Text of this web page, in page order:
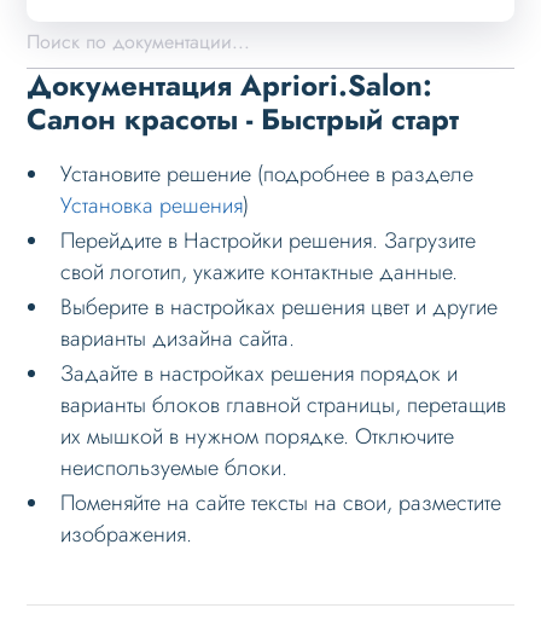
Описание курса
Возможности
Примеры страниц
Установка и обновление
Быстрый старт
Установка решения
Основные шаги
Настройка на хостинге
Установка при многосайтовости
Ошибки при установке
Вопросы по установке
Обновление
Данные
Документация Apriori.Salon:
Салон красоты - Быстрый старт
Установите решение (подробнее в разделе
Установка решения)
Перейдите в Настройки решения. Загрузите
свой логотип, укажите контактные данные.
Выберите в настройках решения цвет и другие
варианты дизайна сайта.
Задайте в настройках решения порядок и
варианты блоков главной страницы, перетащив
их мышкой в нужном порядке. Отключите
неиспользуемые блоки.
Поменяйте на сайте тексты на свои, разместите
изображения.